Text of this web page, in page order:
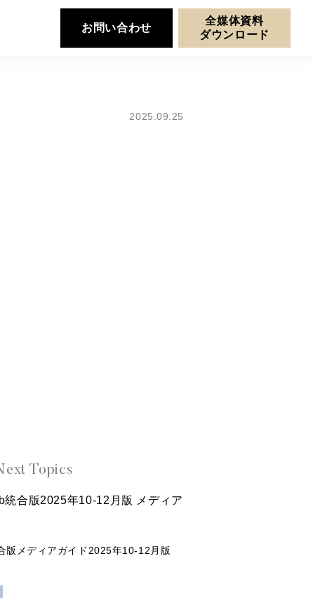
お問い合わせ
全媒体資料
ダウンロード
2025.09.25
Topics
統合版2025年10-12月版 メディア
版メディアガイド2025年10-12月版